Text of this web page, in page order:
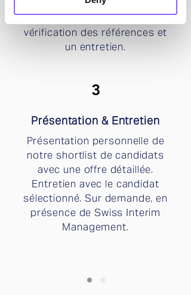
sélection en plusieurs étapes
incluant un filtrage des CV, une
vérification des références et
un entretien.
3
Présentation & Entretien
Présentation personnelle de
notre shortlist de candidats
avec une offre détaillée.
Entretien avec le candidat
sélectionné. Sur demande, en
présence de Swiss Interim
Management.